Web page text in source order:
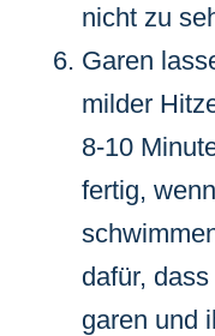
nicht zu
Garen
milder
8-10
fertig,
dafür,
garen und